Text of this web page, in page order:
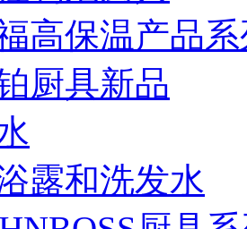
高保温产品
厨具新品
露和洗发水